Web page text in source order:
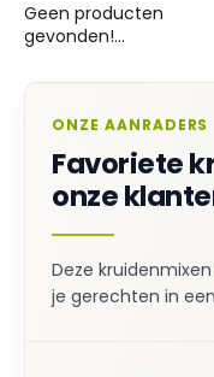
Geen producten
gevonden!...
ONZE AANRADERS
Favoriete
onze
Deze
je gerechten in